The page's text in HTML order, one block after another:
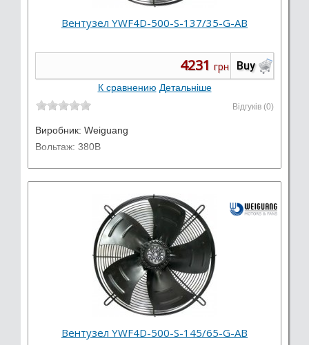
Вентузел YWF4D-500-S-137/35-G-AB
Buy
4231 грн
К сравнению Детальніше
Відгуків (0)
Виробник: Weiguang
Вольтаж: 380В
Вентузел YWF4D-500-S-145/65-G-AB